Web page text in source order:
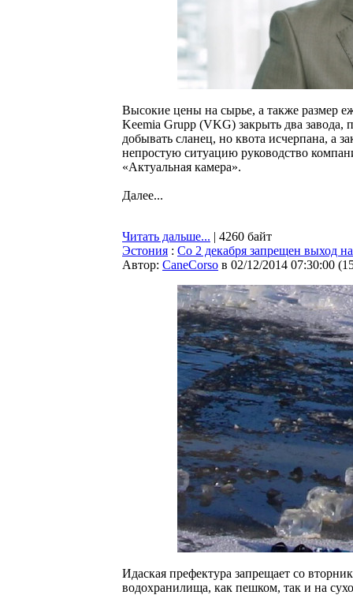
Высокие цены на сырье, а также размер
Keemia Grupp (VKG) закрыть два завода,
добывать сланец, но квота исчерпана, а
непростую ситуацию руководство
«Актуальная камера».
Далее...
Читать дальше... | 4260 байт
Эстония : Со 2 декабря запрещен выход
Автор: CaneCorso в 02/12/2014 07:30:00 (
Идаская префектура запрещает со
водохранилища, как пешком, так и на